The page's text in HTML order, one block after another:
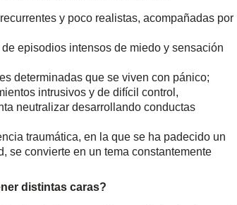
y poco realistas, acompañadas por
episodios intensos de miedo y sensación
determinadas que se viven con pánico;
intrusivos y de difícil control,
neutralizar desarrollando conductas
traumática, en la que se ha padecido un
se convierte en un tema constantemente
distintas caras?